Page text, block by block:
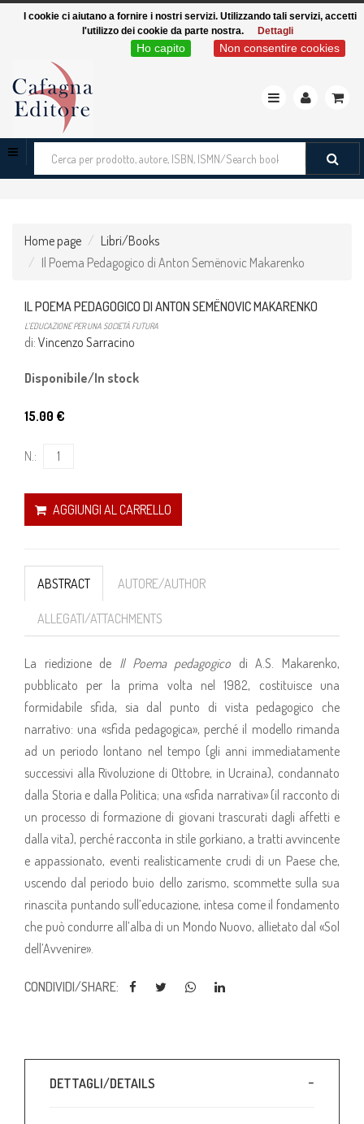
Toggle
Cerca
tra
Home page
Libri/Books
Il Poema Pedagogico di Anton Semënovic Makarenko
IL POEMA PEDAGOGICO DI ANTON SEMËNOVIC MAKARENKO
L’EDUCAZIONE PER UNA SOCIETÀ FUTURA
di: Vincenzo Sarracino
Disponibile/In stock
15.00 €
N.:
AGGIUNGI AL CARRELLO
ABSTRACT AUTORE/AUTHOR
ALLEGATI/ATTACHMENTS
La riedizione de Il Poema pedagogico di A.S. Makarenko,
pubblicato per la prima volta nel 1982, costituisce una
formidabile sfida, sia dal punto di vista pedagogico che
narrativo: una «sfida pedagogica», perché il modello rimanda
ad un periodo lontano nel tempo (gli anni immediatamente
successivi alla Rivoluzione di Ottobre, in Ucraina), condannato
dalla Storia e dalla Politica; una «sfida narrativa» (il racconto di
un processo di formazione di giovani trascurati dagli affetti e
dalla vita), perché racconta in stile gorkiano, a tratti avvincente
e appassionato, eventi realisticamente crudi di un Paese che,
uscendo dal periodo buio dello zarismo, scommette sulla sua
rinascita puntando sull’educazione, intesa come il fondamento
che può condurre all’alba di un Mondo Nuovo, allietato dal «Sol
dell’Avvenire».
CONDIVIDI/SHARE:
DETTAGLI/DETAILS
I cookie ci aiutano a fornire i nostri servizi. Utilizzando tali servizi, accetti
l'utilizzo dei cookie da parte nostra.
Dettagli
Non consentire cookies
Ho capito